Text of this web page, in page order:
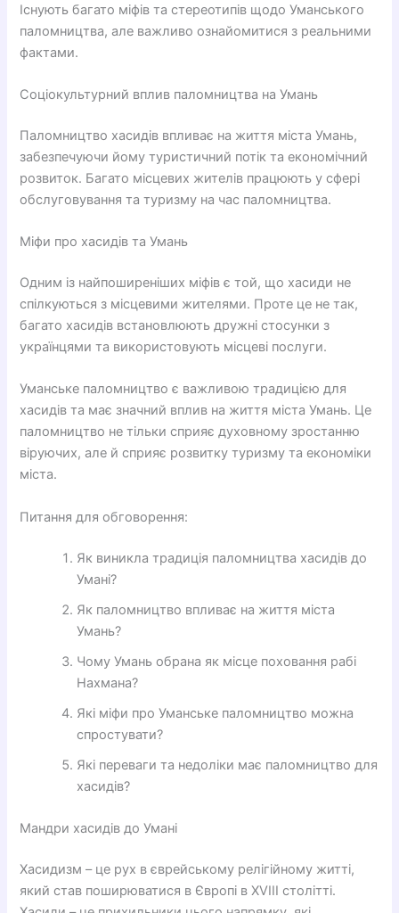
Існують багато міфів та стереотипів щодо Уманського
паломництва, але важливо ознайомитися з реальними
фактами.
Соціокультурний вплив паломництва на Умань
Паломництво хасидів впливає на життя міста Умань,
забезпечуючи йому туристичний потік та економічний
розвиток. Багато місцевих жителів працюють у сфері
обслуговування та туризму на час паломництва.
Міфи про хасидів та Умань
Одним із найпоширеніших міфів є той, що хасиди не
спілкуються з місцевими жителями. Проте це не так,
багато хасидів встановлюють дружні стосунки з
українцями та використовують місцеві послуги.
Уманське паломництво є важливою традицією для
хасидів та має значний вплив на життя міста Умань. Це
паломництво не тільки сприяє духовному зростанню
віруючих, але й сприяє розвитку туризму та економіки
міста.
Питання для обговорення:
Як виникла традиція паломництва хасидів до
Умані?
Як паломництво впливає на життя міста
Умань?
Чому Умань обрана як місце поховання рабі
Нахмана?
Які міфи про Уманське паломництво можна
спростувати?
Які переваги та недоліки має паломництво для
хасидів?
Мандри хасидів до Умані
Хасидизм – це рух в єврейському релігійному житті,
який став поширюватися в Європі в XVIII столітті.